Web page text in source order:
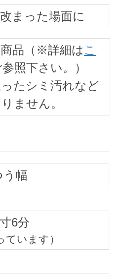
まった場面に
品（※詳細は こ
照下さい。）
たシミ汚れなど
ません。
う幅
寸6分
ています）